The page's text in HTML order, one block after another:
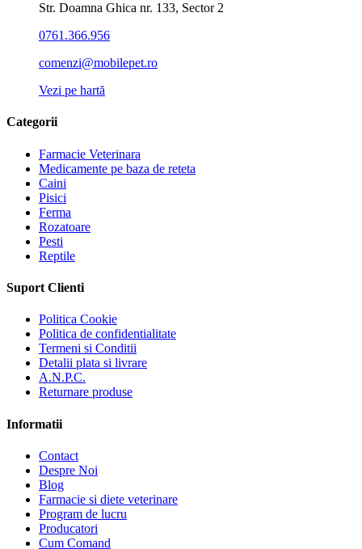
Str. Doamna Ghica nr. 133, Sector 2
0761.366.956
comenzi@mobilepet.ro
Vezi pe hartă
Categorii
Farmacie Veterinara
Medicamente pe baza de reteta
Caini
Pisici
Ferma
Rozatoare
Pesti
Reptile
Suport Clienti
Politica Cookie
Politica de confidentialitate
Termeni si Conditii
Detalii plata si livrare
A.N.P.C.
Returnare produse
Informatii
Contact
Despre Noi
Blog
Farmacie si diete veterinare
Program de lucru
Producatori
Cum Comand